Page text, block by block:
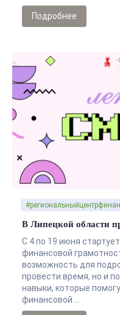
Подробнее
В Липецкой области
С 4 по 19 июня
финансовой
возможность для
провести время, но и
навыки, которые
финансовой …